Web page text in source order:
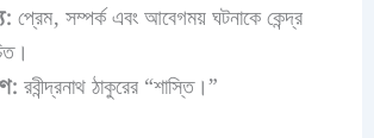
প্রেম, সম্পর্ক এবং আবেগময় ঘটনাকে কেন্দ্র
রবীন্দ্রনাথ ঠাকুরের “শাস্তি।”